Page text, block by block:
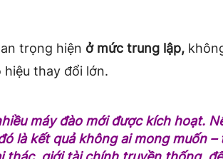
trọng hiện ở mức trung lập,
thay đổi lớn.
máy đào mới được kích hoạt.
là kết quả không ai mong muốn –